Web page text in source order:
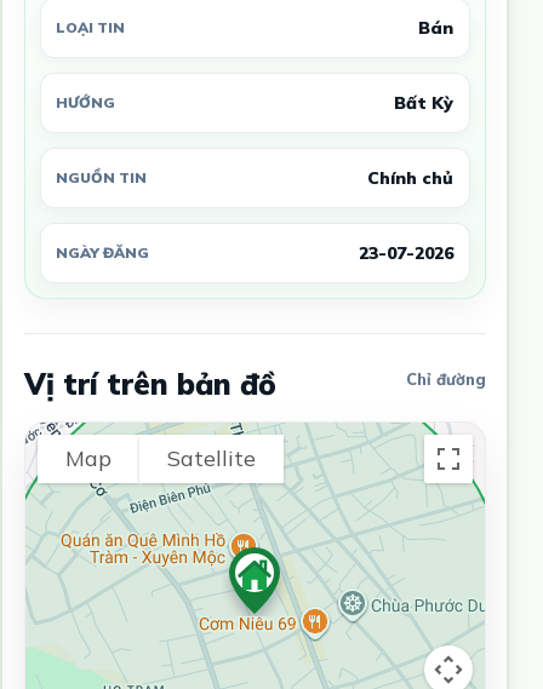
LOẠI TIN Bán
HƯỚNG Bất Kỳ
NGUỒN TIN Chính chủ
NGÀY ĐĂNG 23-07-2026
Vị trí trên bản đồ Chỉ đường
Map Satellite